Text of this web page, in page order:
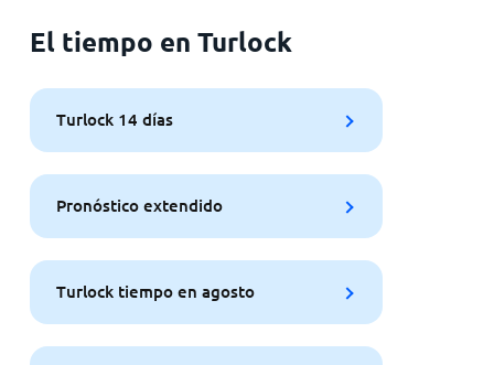
El tiempo en Turlock
Turlock 14 días
Pronóstico extendido
Turlock tiempo en agosto